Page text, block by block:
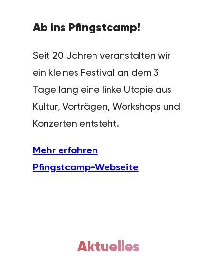
Ab ins Pfingstcamp!
Seit 20 Jahren veranstalten wir
ein kleines Festival an dem 3
Tage lang eine linke Utopie aus
Kultur, Vorträgen, Workshops und
Konzerten entsteht.
Mehr erfahren
Pfingstcamp-Webseite
Aktuelles